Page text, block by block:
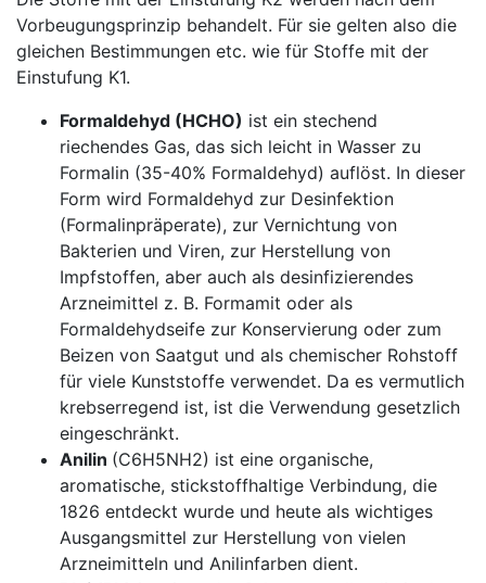
Vorbeugungsprinzip behandelt. Für sie gelten also die
gleichen Bestimmungen etc. wie für Stoffe mit der
Einstufung K1.
Formaldehyd (HCHO) ist ein stechend
riechendes Gas, das sich leicht in Wasser zu
Formalin (35-40% Formaldehyd) auflöst. In dieser
Form wird Formaldehyd zur Desinfektion
(Formalinpräperate), zur Vernichtung von
Bakterien und Viren, zur Herstellung von
Impfstoffen, aber auch als desinfizierendes
Arzneimittel z. B. Formamit oder als
Formaldehydseife zur Konservierung oder zum
Beizen von Saatgut und als chemischer Rohstoff
für viele Kunststoffe verwendet. Da es vermutlich
krebserregend ist, ist die Verwendung gesetzlich
eingeschränkt.
Anilin (C6H5NH2) ist eine organische,
aromatische, stickstoffhaltige Verbindung, die
1826 entdeckt wurde und heute als wichtiges
Ausgangsmittel zur Herstellung von vielen
Arzneimitteln und Anilinfarben dient.